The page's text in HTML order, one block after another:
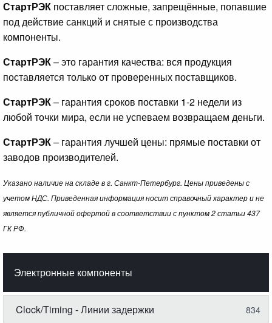
СтартРЭК поставляет сложные, запрещённые, попавшие
под действие санкций и снятые с производства
компоненты.
СтартРЭК– это гарантия качества: вся продукция
поставляется только от проверенных поставщиков.
СтартРЭК– гарантия сроков поставки 1-2 недели из
любой точки мира, если не успеваем возвращаем деньги.
СтартРЭК– гарантия лучшей цены: прямые поставки от
заводов производителей.
Указано наличие на складе в г. Санкт-Петербург. Цены приведены с
учетом НДС. Приведенная информация носит справочный характер и не
является публичной офертой в соответствии с пунктом 2 статьи 437
ГК РФ.
Электронные компоненты
Clock/Timing - Линии задержки 834